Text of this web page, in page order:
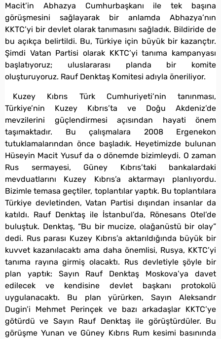
Macit’in Abhazya Cumhurbaşkanı ile tek başına
görüşmesini sağlayarak bir anlamda Abhazya’nın
KKTC’yi bir devlet olarak tanımasını sağladık. Bildiride de
bu açıkça belirtildi. Bu, Türkiye için büyük bir kazançtır.
Şimdi Vatan Partisi olarak KKTC’yi tanıma kampanyası
başlatıyoruz; uluslararası planda bir komite
oluşturuyoruz. Rauf Denktaş Komitesi adıyla öneriliyor.
Kuzey Kıbrıs Türk Cumhuriyeti’nin tanınması,
Türkiye’nin Kuzey Kıbrıs’ta ve Doğu Akdeniz’de
mevzilerini güçlendirmesi açısından hayati önem
taşımaktadır. Bu çalışmalara 2008 Ergenekon
tutuklamalarından önce başladık. Heyetimizde bulunan
Hüseyin Macit Yusuf da o dönemde bizimleydi. O zaman
Rus sermayesi, Güney Kıbrıs’taki bankalardaki
mevduatlarını Kuzey Kıbrıs’a aktarmayı planlıyordu.
Bizimle temasa geçtiler, toplantılar yaptık. Bu toplantılara
Türkiye devletinden, Vatan Partisi dışından insanlar da
katıldı. Rauf Denktaş ile İstanbul’da, Rönesans Otel’de
buluştuk. Denktaş, “Bu bir mucize, olağanüstü bir olay”
dedi. Rus parası Kuzey Kıbrıs’a aktarıldığında büyük bir
kuvvet kazanılacaktı ama daha önemlisi, Rusya, KKTC’yi
tanıma rayına girmiş olacaktı. Rus devletiyle şöyle bir
plan yaptık: Sayın Rauf Denktaş Moskova’ya davet
edilecek ve kendisine devlet başkanı protokolü
uygulanacaktı. Bu plan yürürken, Sayın Aleksandr
Dugin’i Mehmet Perinçek ve bazı arkadaşlar KKTC’ye
götürdü ve Sayın Rauf Denktaş ile görüştürdüler. Bu
görüşme Yunan ve Güney Kıbrıs Rum kesimi basınında